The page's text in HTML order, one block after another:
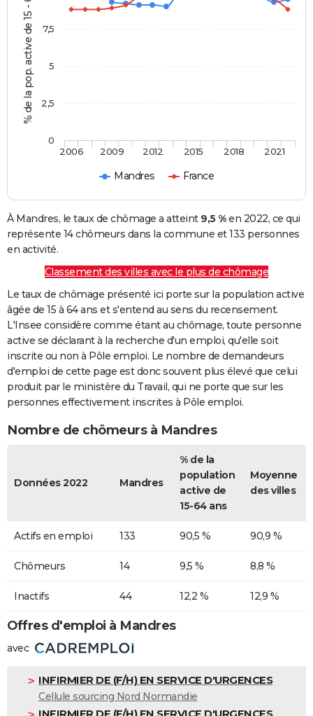
% de la pop. active de 15 - 64 ans
Mandres France
2006 2009 2012 2015 2018 2021
0
2,5
5
7,5
À Mandres, le taux de chômage a atteint 9,5 %en 2022, ce qui
représente 14 chômeurs dans la commune et 133 personnes
en activité.
Classement des villes avec le plus de chômage
Le taux de chômage présenté ici porte sur la population active
âgée de 15 à 64 ans et s'entend au sens du recensement.
L'Insee considère comme étant au chômage, toute personne
active se déclarant à la recherche d'un emploi, qu'elle soit
inscrite ou non à Pôle emploi. Le nombre de demandeurs
d'emploi de cette page est donc souvent plus élevé que celui
produit par le ministère du Travail, qui ne porte que sur les
personnes effectivement inscrites à Pôle emploi.
Nombre de chômeurs à Mandres
Données 2022 Mandres
% de la
population
active de
15-64 ans
Moyenne
des villes
Actifs en emploi 133 90,5 % 90,9 %
Chômeurs 14 9,5 % 8,8 %
Inactifs 44 12,2 % 12,9 %
Offres d'emploi à Mandres
avec
INFIRMIER DE (F/H) EN SERVICE D'URGENCES
Cellule sourcing Nord Normandie